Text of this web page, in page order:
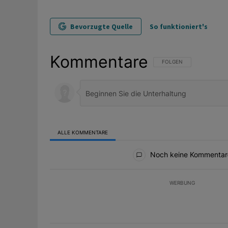
Bevorzugte Quelle So funktioniert's
Kommentare FOLGE DIESER
FOLGEN
ALLE KOMMENTARE
Noch keine
WERBUNG